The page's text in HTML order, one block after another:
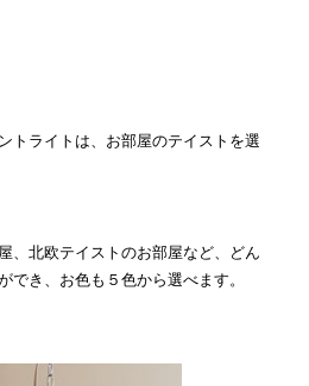
トライトは、お部屋のテイストを選
、北欧テイストのお部屋など、どん
でき、お色も５色から選べます。